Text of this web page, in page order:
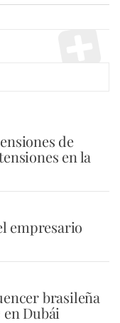
de
en la
empresario
brasileña
Dubái